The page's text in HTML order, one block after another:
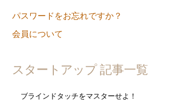
パスワードをお忘れですか？
会員について
スタートアップ 記事一覧
ブラインドタッチをマスターせよ！